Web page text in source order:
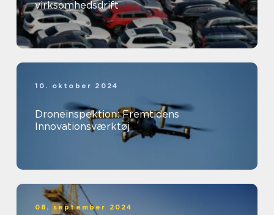
virksomhedsdrift
10. oktober 2024
Droneinspektion: Fremtidens
Innovationsværktøj
08. september 2024